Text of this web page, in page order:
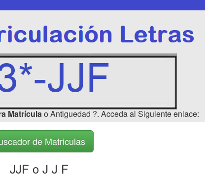
Matrículao Antiguedad ?. Acceda al Siguiente enlace:
de Matriculas
JJF o J J F